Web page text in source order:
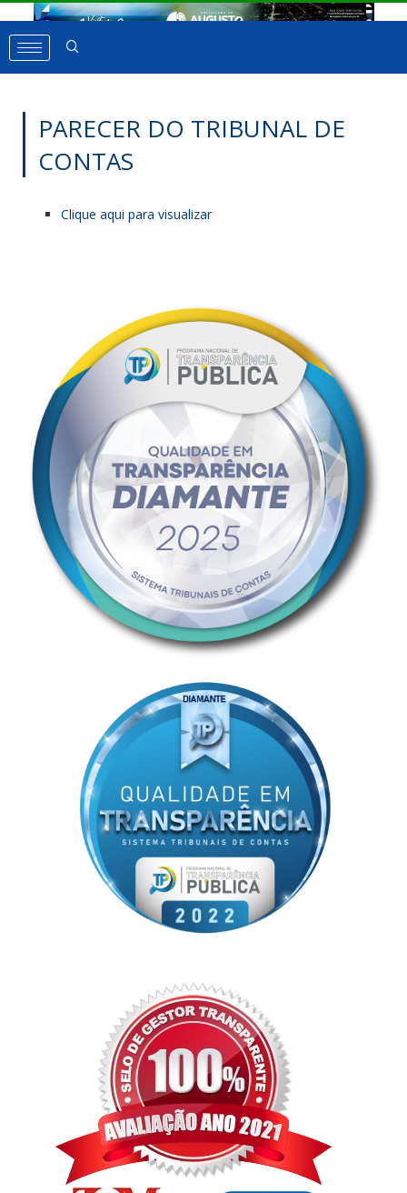
PARECER DO TRIBUNAL DE
CONTAS
Clique aqui para visualizar